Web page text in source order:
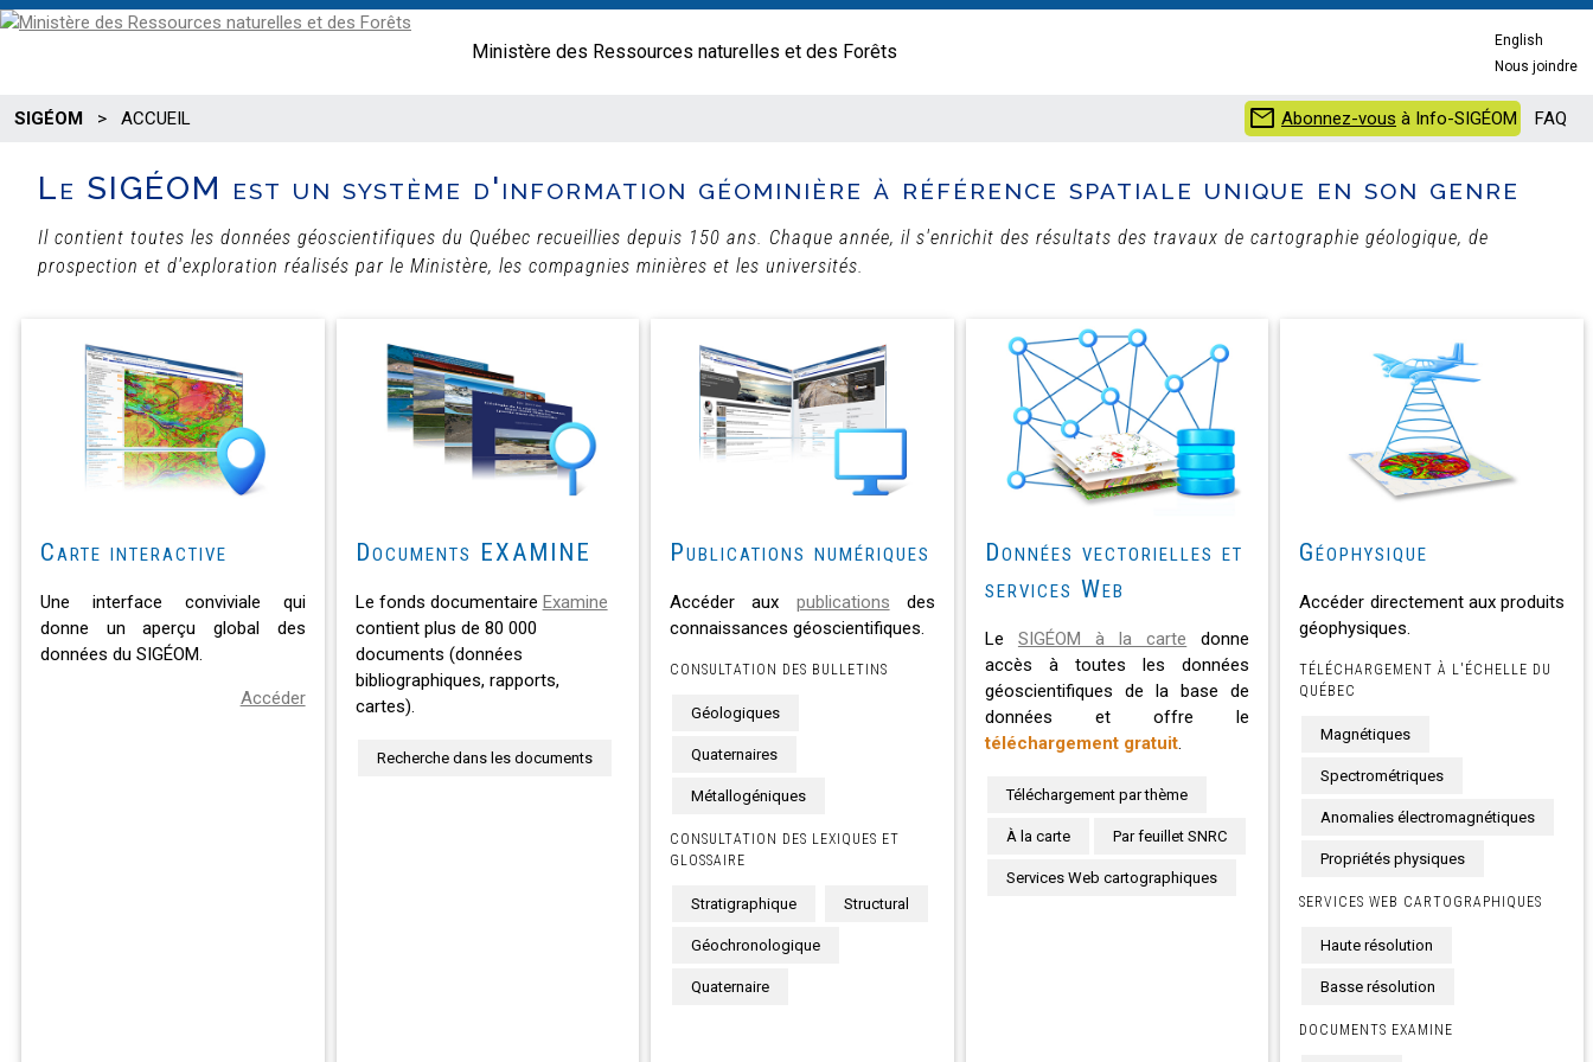
Ministère des Ressources naturelles et des Forêts
English
Nous joindre
SIGÉOM > ACCUEIL mail Abonnez-vous à Info-SIGÉOM FAQ
Le SIGÉOM est un système d'information géominière à référence spatiale unique en son genre
Il contient toutes les données géoscientifiques du Québec recueillies depuis 150 ans. Chaque année, il s'enrichit des résultats des travaux de cartographie géologique, de
prospection et d'exploration réalisés par le Ministère, les compagnies minières et les universités.
Carte interactive
Une interface conviviale qui
donne un aperçu global des
données du SIGÉOM.
Accéder
Documents EXAMINE
Le fonds documentaire Examine
contient plus de 80 000
documents (données
bibliographiques, rapports,
cartes).
Recherche dans les documents
Publications numériques
Accéder aux publications des
connaissances géoscientifiques.
CONSULTATION DES BULLETINS
Géologiques
Quaternaires
Métallogéniques
CONSULTATION DES LEXIQUES ET
GLOSSAIRE
Stratigraphique Structural
Géochronologique
Quaternaire
Données vectorielles et
services Web
Le SIGÉOM à la carte donne
accès à toutes les données
géoscientifiques de la base de
données et offre le
téléchargement gratuit.
Téléchargement par thème
À la carte Par feuillet SNRC
Services Web cartographiques
Géophysique
Accéder directement aux produits
géophysiques.
TÉLÉCHARGEMENT À L'ÉCHELLE DU
QUÉBEC
Magnétiques
Spectrométriques
Anomalies électromagnétiques
Propriétés physiques
SERVICES WEB CARTOGRAPHIQUES
Haute résolution
Basse résolution
DOCUMENTS EXAMINE